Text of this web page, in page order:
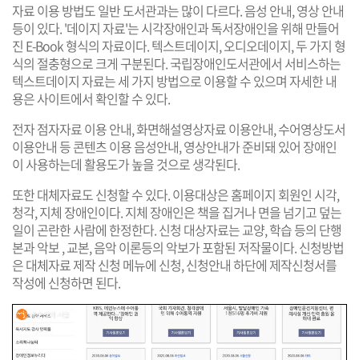
자료 이용 방법도 일반 도서관과는 많이 다르다. 음성 안내, 영상 안내
등이 있다. '데이지 자료'는 시각장애인과 독서장애인을 위해 만들어
진 E-Book 형식의 자료이다. 텍스트데이지, 오디오데이지, 두 가지 형
식의 절충형으로 크게 구분된다. 국립장애인도서관에서 서비스하는
텍스트데이지 자료는 세 가지 방법으로 이용할 수 있으며 자세한 내
용은 사이트에서 확인할 수 있다.
전자 점자자료 이용 안내, 화면해설영상자료 이용안내, 수어영상도서
이용안내 등 콘텐츠 이용 음성안내, 영상안내가 준비돼 있어 장애인
이 사용하는데 활용도가 높을 것으로 생각된다.
또한 대체자료도 신청할 수 있다. 이용대상은 홈페이지 회원인 시각,
청각, 지체 장애인이다. 지체 장애인은 책을 집거나 면을 넘기고 덮는
일이 곤란한 사람에 한정한다. 신청 대상자료는 교양, 학습 등의 단행
본과 악보 , 교본, 음악 이론등의 악보가 포함된 저작물이다. 신청방법
은 대체자료 제작 신청 메뉴에 신청, 신청안내 하단에 제작신청서를
작성에 신청하면 된다.